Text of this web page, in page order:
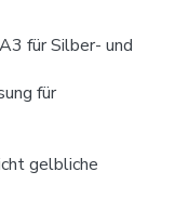
für Silber- und
für
gelbliche